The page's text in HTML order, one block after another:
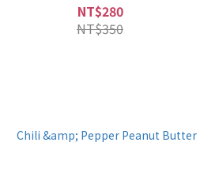
NT$280
NT$350